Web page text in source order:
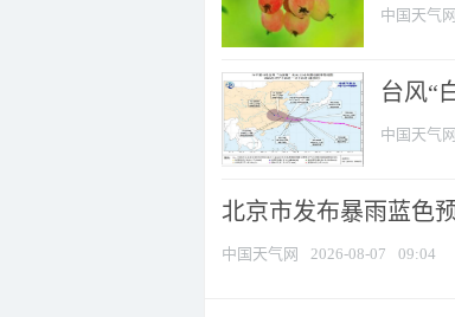
中国天气网
台风“
中国天气网
北京市发布暴雨蓝色
中国天气网 2026-08-07 09:04